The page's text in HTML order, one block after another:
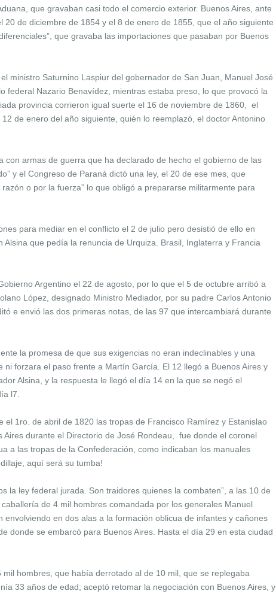
que gravaban casi todo el comercio exterior. Buenos Aires, ante
de diciembre de 1854 y el 8 de enero de 1855, que el año siguiente
que gravaba las importaciones que pasaban por Buenos
ministro Saturnino Laspiur del gobernador de San Juan, Manuel José
Nazario Benavídez, mientras estaba preso, lo que provocó la
provincia corrieron igual suerte el 16 de noviembre de 1860, el
de enero del año siguiente, quién lo reemplazó, el doctor Antonino
con armas de guerra que ha declarado de hecho el gobierno de las
y el Congreso de Paraná dictó una ley, el 20 de ese mes, que
o por la fuerza” lo que obligó a prepararse militarmente para
para mediar en el conflicto el 2 de julio pero desistió de ello en
que pedía la renuncia de Urquiza. Brasil, Inglaterra y Francia
Argentino el 22 de agosto, por lo que el 5 de octubre arribó a
López, designado Ministro Mediador, por su padre Carlos Antonio
e envió las dos primeras notas, de las 97 que intercambiará durante
la promesa de que sus exigencias no eran indeclinables y una
forzara el paso frente a Martín García. El 12 llegó a Buenos Aires y
Alsina, y la respuesta le llegó el día 14 en la que se negó el
l7.
1ro. de abril de 1820 las tropas de Francisco Ramírez y Estanislao
durante el Directorio de José Rondeau, fue donde el coronel
a las tropas de la Confederación, como indicaban los manuales
aquí será su tumba!
la ley federal jurada. Son traidores quienes la combaten”, a las 10 de
de 4 mil hombres comandada por los generales Manuel
en dos alas a la formación oblicua de infantes y cañones
donde se embarcó para Buenos Aires. Hasta el día 29 en esta ciudad
hombres, que había derrotado al de 10 mil, que se replegaba
33 años de edad; aceptó retomar la negociación con Buenos Aires, y